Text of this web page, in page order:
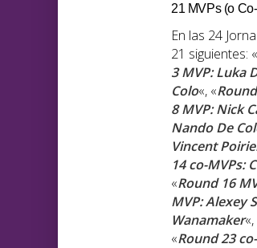
21 MVPs (o
En las 24
21 siguientes: «
3 MVP: Luka
Colo«, «
8 MVP: Nick
Nando De
Vincent
14 co-MVPs:
«Round 16
MVP: Alexey
Wanamaker«,
«Round 23